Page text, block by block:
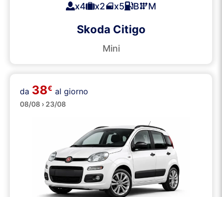
x4 x2 x5 B M
Skoda Citigo
Mini
Piccole
da 38€ al giorno
08/08 › 23/08